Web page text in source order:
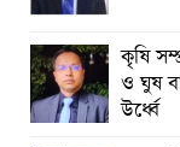
কৃষি
ও ঘুষ
উর্ধ্বে